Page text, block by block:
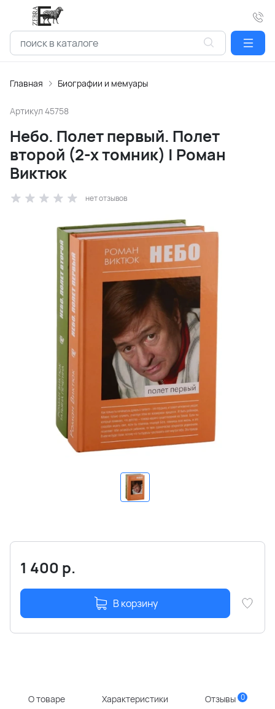
Главная Биографии и мемуары
Артикул 45758
Небо. Полет первый. Полет
второй (2-х томник) | Роман
Виктюк
нет отзывов
1 400 р.
В корзину
О товаре Характеристики Отзывы 0